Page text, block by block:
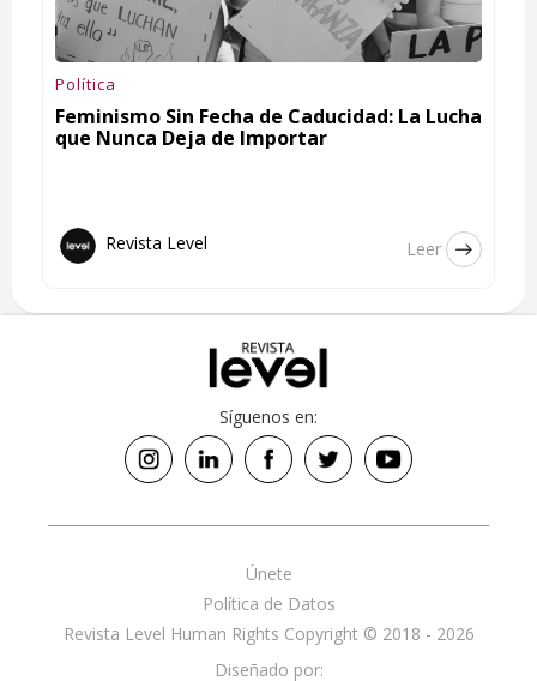
Política
Feminismo Sin Fecha de Caducidad: La Lucha
que Nunca Deja de Importar
Revista Level Leer
Síguenos en:
Revista Level Human Rights Copyright © 2018 - 2026
Política de Datos
Únete
Diseñado por: